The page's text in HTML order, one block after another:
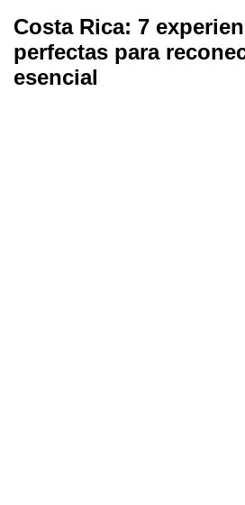
Costa Rica: 7
perfectas para
esencial